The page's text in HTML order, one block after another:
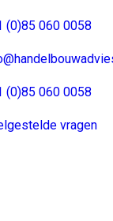
(0)85 060 0058
(0)85 060 0058
vragen